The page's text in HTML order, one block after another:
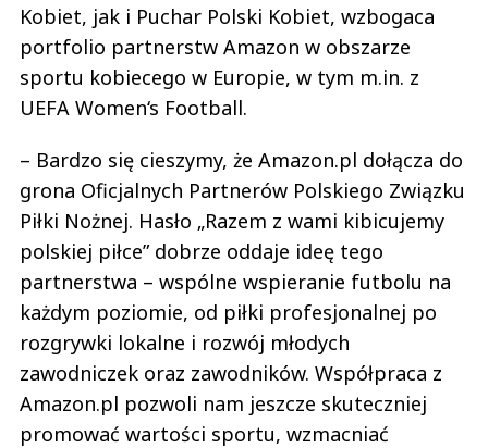
Kobiet, jak i Puchar Polski Kobiet, wzbogaca
portfolio partnerstw Amazon w obszarze
sportu kobiecego w Europie, w tym m.in. z
UEFA Women‘s Football.
– Bardzo się cieszymy, że Amazon.pl dołącza do
grona Oficjalnych Partnerów Polskiego Związku
Piłki Nożnej. Hasło „Razem z wami kibicujemy
polskiej piłce” dobrze oddaje ideę tego
partnerstwa – wspólne wspieranie futbolu na
każdym poziomie, od piłki profesjonalnej po
rozgrywki lokalne i rozwój młodych
zawodniczek oraz zawodników. Współpraca z
Amazon.pl pozwoli nam jeszcze skuteczniej
promować wartości sportu, wzmacniać